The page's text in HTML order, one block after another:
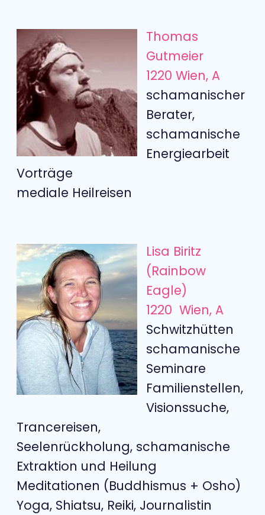
Thomas
Gutmeier
1220 Wien, A
schamanischer
Berater,
schamanische
Energiearbeit
Vorträge
mediale Heilreisen
Lisa Biritz
(Rainbow
Eagle)
1220 Wien, A
Schwitzhütten
schamanische
Seminare
Familienstellen,
Visionssuche,
Trancereisen,
Seelenrückholung, schamanische
Extraktion und Heilung
Meditationen (Buddhismus + Osho)
Yoga, Shiatsu, Reiki, Journalistin